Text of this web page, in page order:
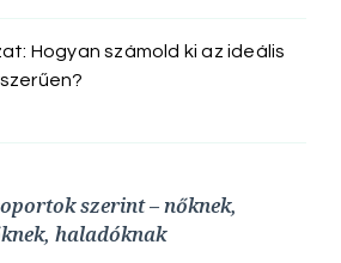
Hogyan számold ki az ideális
szerint – nőknek,
haladóknak